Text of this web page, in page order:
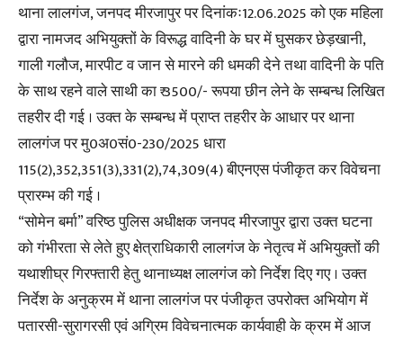
थाना लालगंज, जनपद मीरजापुर पर दिनांकः12.06.2025 को एक महिला
द्वारा नामजद अभियुक्तों के विरूद्ध वादिनी के घर में घुसकर छेड़खानी,
गाली गलौज, मारपीट व जान से मारने की धमकी देने तथा वादिनी के पति
के साथ रहने वाले साथी का ₹ 3500/- रूपया छीन लेने के सम्बन्ध लिखित
तहरीर दी गई । उक्त के सम्बन्ध में प्राप्त तहरीर के आधार पर थाना
लालगंज पर मु0अ0सं0-230/2025 धारा
115(2),352,351(3),331(2),74,309(4) बीएनएस पंजीकृत कर विवेचना
प्रारम्भ की गई ।
“सोमेन बर्मा” वरिष्ठ पुलिस अधीक्षक जनपद मीरजापुर द्वारा उक्त घटना
को गंभीरता से लेते हुए क्षेत्राधिकारी लालगंज के नेतृत्व में अभियुक्तों की
यथाशीघ्र गिरफ्तारी हेतु थानाध्यक्ष लालगंज को निर्देश दिए गए । उक्त
निर्देश के अनुक्रम में थाना लालगंज पर पंजीकृत उपरोक्त अभियोग में
पतारसी-सुरागरसी एवं अग्रिम विवेचनात्मक कार्यवाही के क्रम में आज